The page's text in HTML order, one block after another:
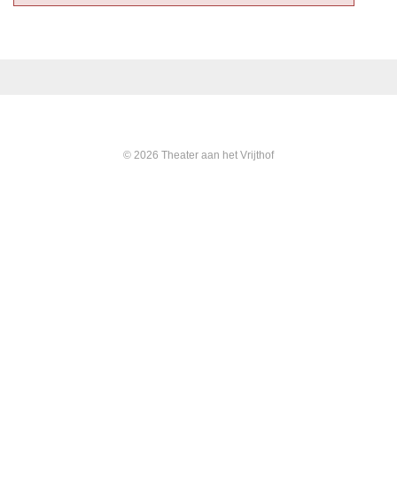
© 2026 Theater aan het Vrijthof